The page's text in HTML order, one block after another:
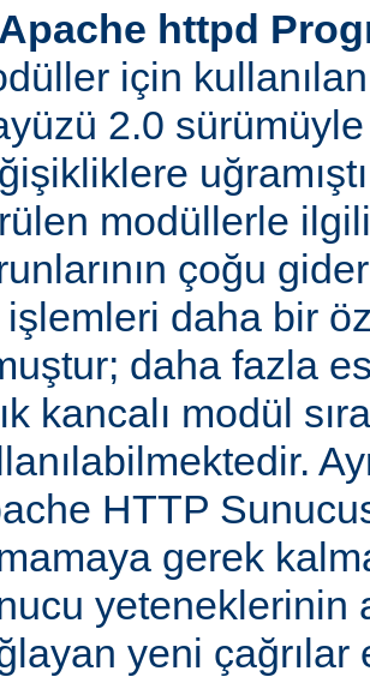
httpd
için
2.0
modüllerle
çoğu
işlemleri daha bir
daha fazla
kancalı modül
HTTP
gerek
yeteneklerinin
yeni çağrılar